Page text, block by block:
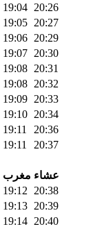
19:04 20:26
19:05 20:27
19:06 20:29
19:07 20:30
19:08 20:31
19:08 20:32
19:09 20:33
19:10 20:34
19:11
20:36
19:11
20:37
مغرب عشاء
19:12
20:38
19:13 20:39
19:14 20:40